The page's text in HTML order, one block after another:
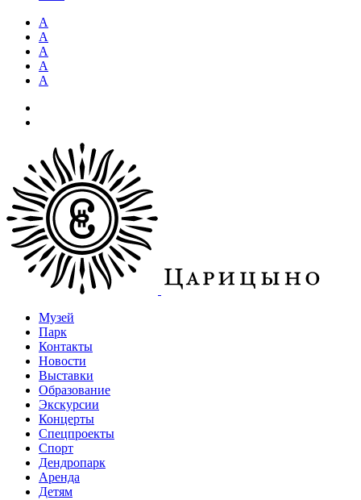
А
А
А
А
А
Музей
Парк
Контакты
Новости
Выставки
Образование
Экскурсии
Концерты
Спецпроекты
Спорт
Дендропарк
Аренда
Детям